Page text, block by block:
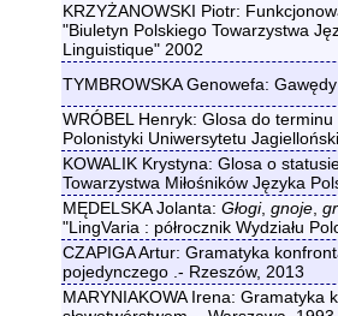
KRZYŻANOWSKI Piotr:
"Biuletyn Polskiego Towarzystwa
Linguistique" 2002
TYMBROWSKA Genowefa:
WRÓBEL Henryk: Glosa do terminu
Polonistyki Uniwersytetu
KOWALIK Krystyna: Glosa o
Towarzystwa Miłośników Języka
MĘDELSKA Jolanta: Głogi, gnoje,
"LingVaria : półrocznik Wydziału
CZAPIGA Artur: Gramatyka
pojedynczego .- Rzeszów, 2013
MARYNIAKOWA Irena: